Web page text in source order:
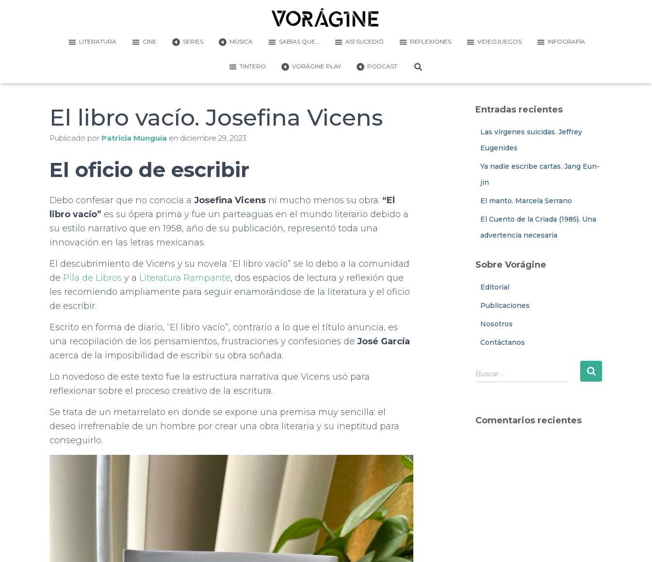
LITERATURA CINE SERIES MÚSICA SABÍAS QUE… ASÍ SUCEDIÓ REFLEXIONES VIDEOJUEGOS INFOGRAFÍA
TINTERO VORÁGINE PLAY PODCAST
El libro vacío. Josefina Vicens
Publicado por Patricia Munguía en diciembre 29, 2023
El oficio de escribir
Debo confesar que no conocía a Josefina Vicens ni mucho menos su obra. “El
libro vacío” es su ópera prima y fue un parteaguas en el mundo literario debido a
su estilo narrativo que en 1958, año de su publicación, representó toda una
innovación en las letras mexicanas.
El descubrimiento de Vicens y su novela “El libro vacío” se lo debo a la comunidad
de Pila de Libros y a Literatura Rampante, dos espacios de lectura y reflexión que
les recomiendo ampliamente para seguir enamorándose de la literatura y el oficio
de escribir.
Escrito en forma de diario, “El libro vacío”, contrario a lo que el título anuncia, es
una recopilación de los pensamientos, frustraciones y confesiones de José García
acerca de la imposibilidad de escribir su obra soñada.
Lo novedoso de este texto fue la estructura narrativa que Vicens usó para
reflexionar sobre el proceso creativo de la escritura.
Se trata de un metarrelato en donde se expone una premisa muy sencilla: el
deseo irrefrenable de un hombre por crear una obra literaria y su ineptitud para
conseguirlo.
Entradas recientes
Las vírgenes suicidas. Jeffrey
Eugenides
Ya nadie escribe cartas. Jang Eun-
jin
El manto. Marcela Serrano
El Cuento de la Criada (1985). Una
advertencia necesaria
Sobre Vorágine
Editorial
Publicaciones
Nosotros
Contáctanos
B
u
r
Buscar …
Comentarios recientes